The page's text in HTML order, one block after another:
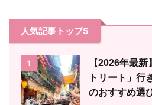
人気記事トップ5
1
【2026年最
トリート」行
のおすすめ選